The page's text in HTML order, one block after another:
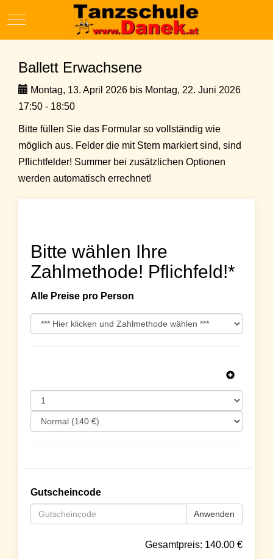
Mobile Menu Toggle
Ballett Erwachsene
Montag, 13. April 2026 bis Montag, 22. Juni 2026
17:50 - 18:50
Bitte füllen Sie das Formular so vollständig wie
möglich aus. Felder die mit Stern markiert sind, sind
Pflichtfelder! Summer bei zusätzlichen Optionen
werden automatisch errechnet!
Bitte wählen Ihre
Zahlmethode! Pflichfeld!*
Alle Preise pro Person
Gutscheincode
Anwenden
Gesamtpreis: 140.00 €